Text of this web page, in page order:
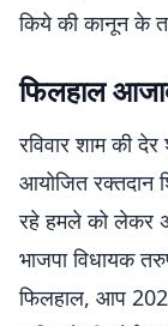
किये की कानून के
फिलहाल
रविवार शाम की देर
आयोजित रक्तदान
रहे हमले को लेकर
भाजपा विधायक
फिलहाल, आप